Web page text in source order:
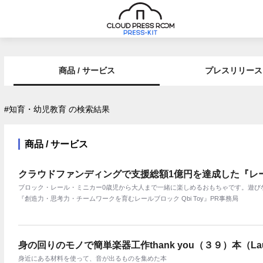
商品 / サービス プレスリリース
#知育・幼児教育 の検索結果
商品 / サービス
クラウドファンディングで⽀援総額1億円を達成した『レ
ブロック・レール・ミニカー0歳児から⼤⼈まで⼀緒に楽しめるおもちゃです。遊
『創造力・思考力・チームワークを育むレールブロック Qbi Toy』PR事務局
身の回りのモノで簡単楽器工作thank you（３９）本（
身近にある材料を使って、音が出るものを集めた本